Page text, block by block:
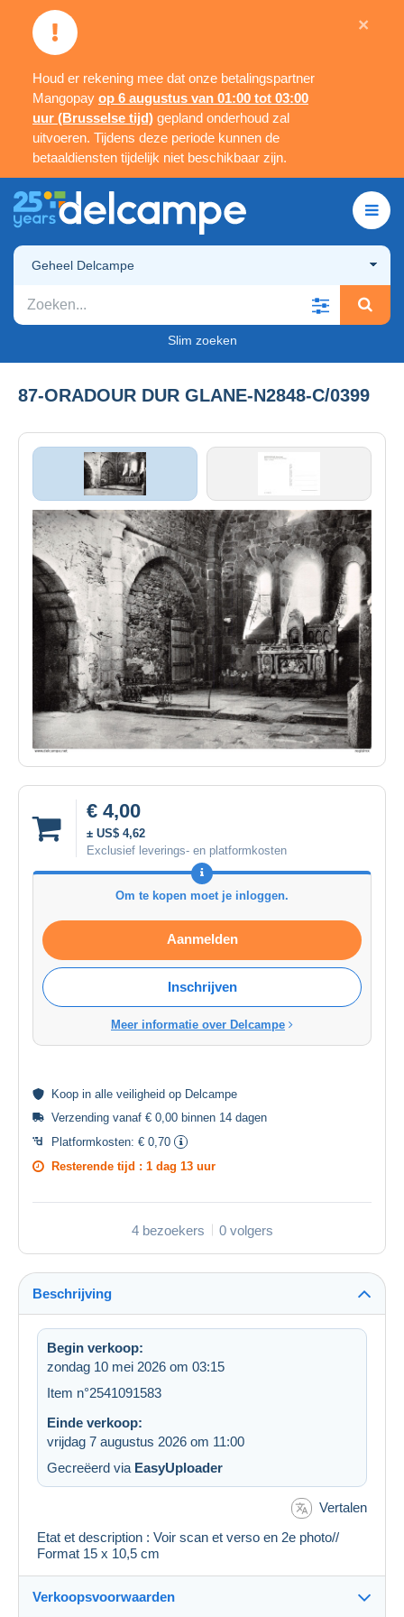
Houd er rekening mee dat onze betalingspartner
Mangopay op 6 augustus van 01:00 tot 03:00
uur (Brusselse tijd) gepland onderhoud zal
uitvoeren. Tijdens deze periode kunnen de
betaaldiensten tijdelijk niet beschikbaar zijn.
×
Geheel Delcampe
Slim zoeken
87-ORADOUR DUR GLANE-N2848-C/0399
€ 4,00
± US$ 4,62
Exclusief leverings- en platformkosten
Om te kopen moet je inloggen.
Aanmelden
Inschrijven
Meer informatie over Delcampe
Koop in alle veiligheid op Delcampe
Verzending vanaf € 0,00 binnen 14 dagen
Platformkosten: € 0,70
Resterende tijd : 1 dag 13 uur
4 bezoekers 0 volgers
Beschrijving
Begin verkoop:
zondag 10 mei 2026 om 03:15
Item n°2541091583
Einde verkoop:
vrijdag 7 augustus 2026 om 11:00
Gecreëerd via EasyUploader
Vertalen
Etat et description : Voir scan et verso en 2e photo//
Format 15 x 10,5 cm
Verkoopsvoorwaarden